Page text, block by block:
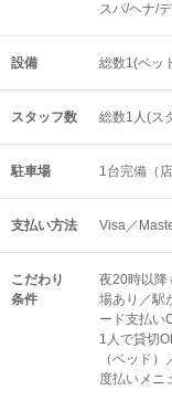
スパ/ヘナ/
設備 総数1(ベッ
スタッフ数 総数1人(ス
駐車場 1台完備（
支払い方法 Visa／
こだわり
条件
夜20時以降
場あり／駅
ード支払い
1人で貸切
（ベッド
度払いメニ